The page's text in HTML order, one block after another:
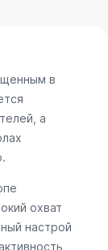
в
а
охват
настрой